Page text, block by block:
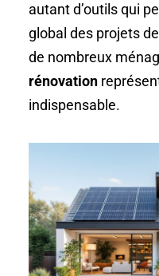
autant d’outils qui
global des projets
de nombreux
rénovation
indispensable.